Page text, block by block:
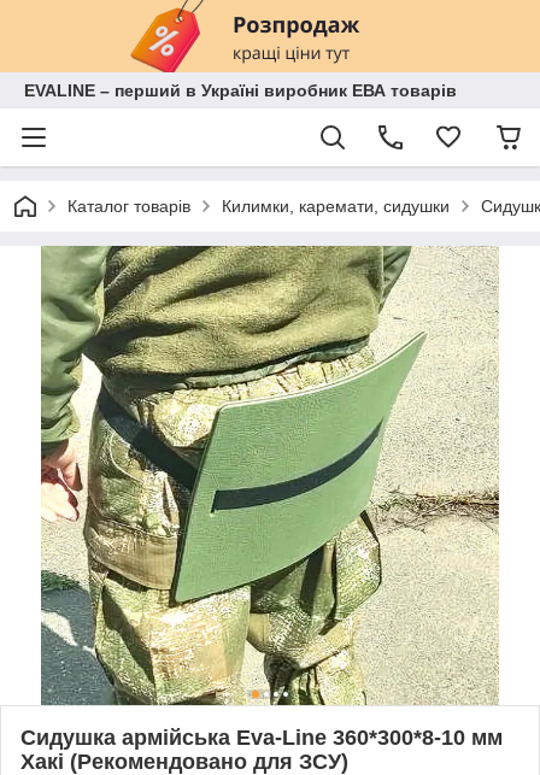
EVALINE – перший в Україні виробник ЕВА товарів
Каталог товарів Килимки, каремати, сидушки
Сидушка армійська Eva-Line 360*300*8-10 мм
Хакі (Рекомендовано для ЗСУ)